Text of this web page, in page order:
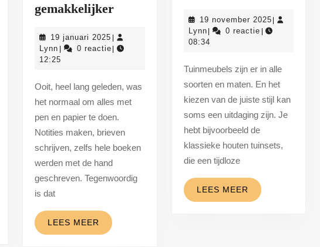
gemakkelijkerCloudtechnologie:
samenwerken
en
gemakkelijker
19 januari 2025 19
januari
Lynn Lynn 0 reactie
12:25
Ooit, heel lang geleden, was
het normaal om alles met
pen en papier te doen.
Notities maken, brieven
schrijven, zelfs hele boeken
werden met de hand
geschreven. Tegenwoordig
is dat
LEES MEER LEES
MEER
stijlvolle
elke
buitenruimte
19 november 202519
november
LynnLynn 0 reactie
08:34
Tuinmeubels zijn er in alle
soorten en maten. En het
kiezen van de juiste stijl kan
soms een uitdaging zijn. Je
hebt bijvoorbeeld de
klassieke houten tuinsets,
die een tijdloze
LEES MEER LEES
MEER